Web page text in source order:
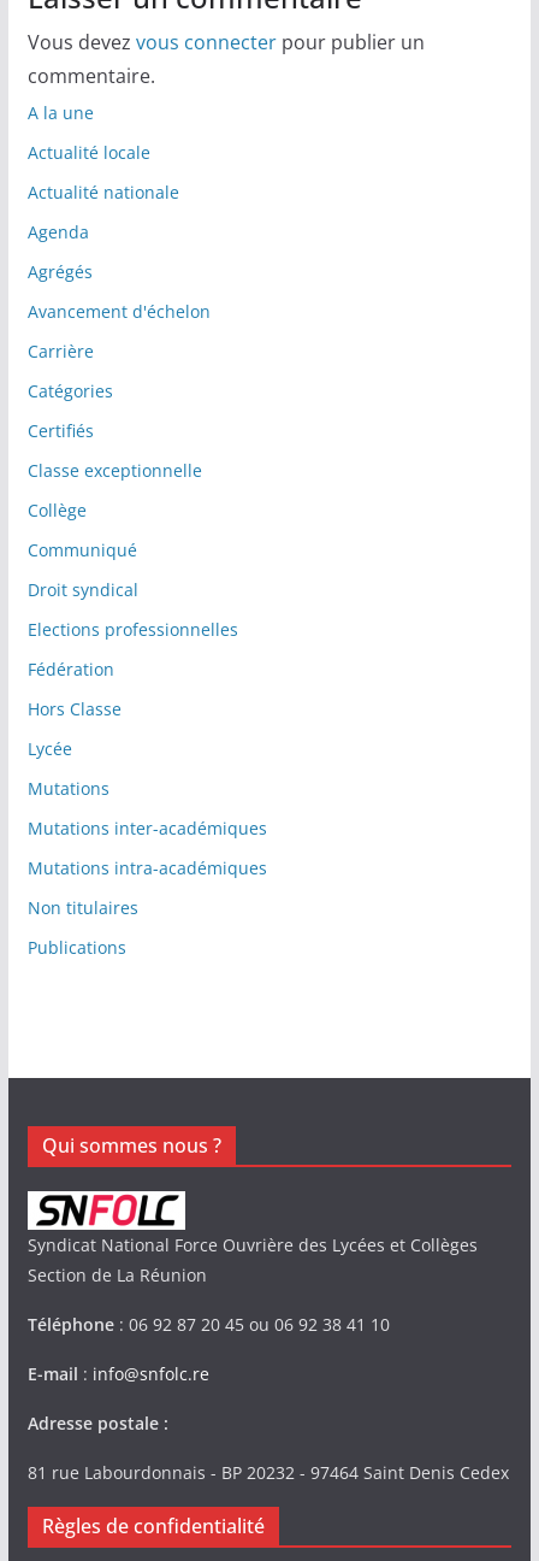
Vous devez vous connecterpour publier un
commentaire.
A la une
Actualité locale
Actualité nationale
Agenda
Agrégés
Avancement d'échelon
Carrière
Catégories
Certifiés
Classe exceptionnelle
Collège
Communiqué
Droit syndical
Elections professionnelles
Fédération
Hors Classe
Lycée
Mutations
Mutations inter-académiques
Mutations intra-académiques
Non titulaires
Publications
Qui sommes nous ?
Syndicat National Force Ouvrière des Lycées et Collèges
Section de La Réunion
Téléphone: 06 92 87 20 45 ou 06 92 38 41 10
E-mail : info@snfolc.re
Adresse postale :
81 rue Labourdonnais - BP 20232 - 97464 Saint Denis Cedex
Règles de confidentialité